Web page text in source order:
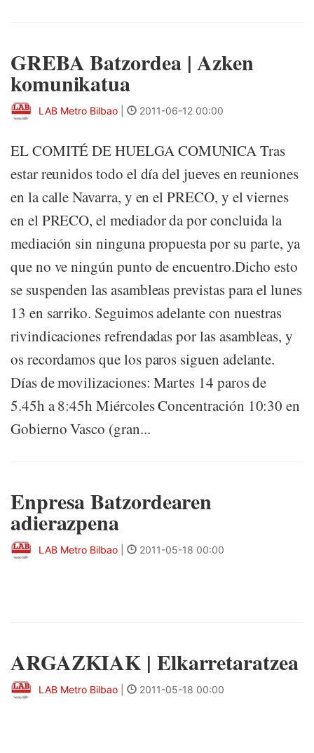
GREBA Batzordea | Azken
komunikatua
LAB Metro Bilbao 2011-06-12 00:00
EL COMITÉ DE HUELGA COMUNICA Tras
estar reunidos todo el día del jueves en reuniones
en la calle Navarra, y en el PRECO, y el viernes
en el PRECO, el mediador da por concluida la
mediación sin ninguna propuesta por su parte, ya
que no ve ningún punto de encuentro.Dicho esto
se suspenden las asambleas previstas para el lunes
13 en sarriko. Seguimos adelante con nuestras
rivindicaciones refrendadas por las asambleas, y
os recordamos que los paros siguen adelante.
Días de movilizaciones: Martes 14 paros de
5.45h a 8:45h Miércoles Concentración 10:30 en
Gobierno Vasco (gran...
Enpresa Batzordearen
adierazpena
LAB Metro Bilbao 2011-05-18 00:00
ARGAZKIAK | Elkarretaratzea
LAB Metro Bilbao 2011-05-18 00:00